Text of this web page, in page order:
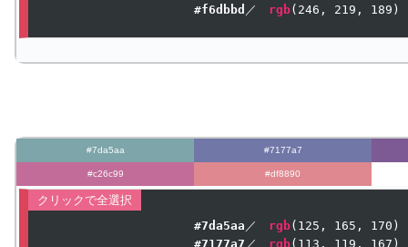
#f6dbbd ／ rgb( 246 , 219 , 189 )
#7da5aa #7177a7
#c26c99 #df8890
#7da5aa ／ rgb( 125 , 165 , 170
#7177a7 ／ rgb( 113 , 119 , 167